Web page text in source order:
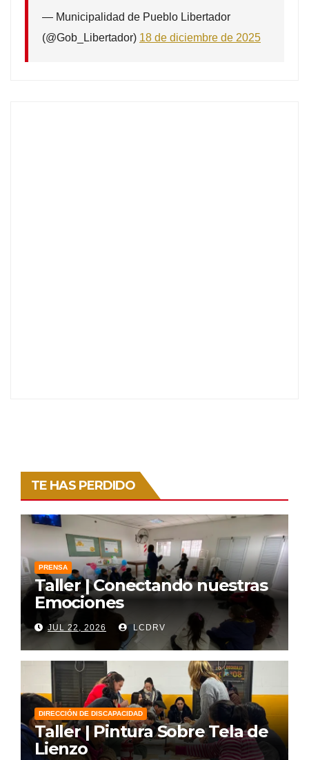
— Municipalidad de Pueblo Libertador
(@Gob_Libertador) 18 de diciembre de 2025
TE HAS PERDIDO
PRENSA
Taller | Conectando nuestras
Emociones
JUL 22, 2026 LCDRV
DIRECCIÓN DE DISCAPACIDAD
Taller | Pintura Sobre Tela de
Lienzo